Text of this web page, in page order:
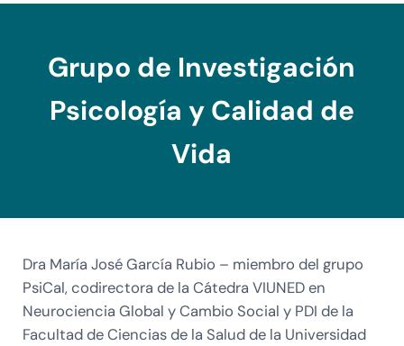
Grupo de Investigación
Psicología y Calidad de
Vida
Dra María José García Rubio – miembro del grupo
PsiCal, codirectora de la Cátedra VIUNED en
Neurociencia Global y Cambio Social y PDI de la
Facultad de Ciencias de la Salud de la Universidad